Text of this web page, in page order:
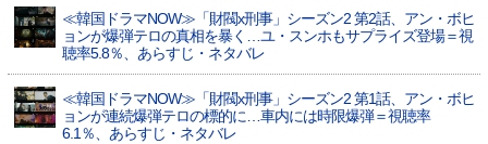
≪韓国ドラマNOW≫「財閥x刑事」シーズン2 第2話、アン・ボヒ
ョンが爆弾テロの真相を暴く…ユ・スンホもサプライズ登場＝視
聴率5.8％、あらすじ・ネタバレ
≪韓国ドラマNOW≫「財閥x刑事」シーズン2 第1話、アン・ボヒ
ョンが連続爆弾テロの標的に…車内には時限爆弾＝視聴率
6.1％、あらすじ・ネタバレ